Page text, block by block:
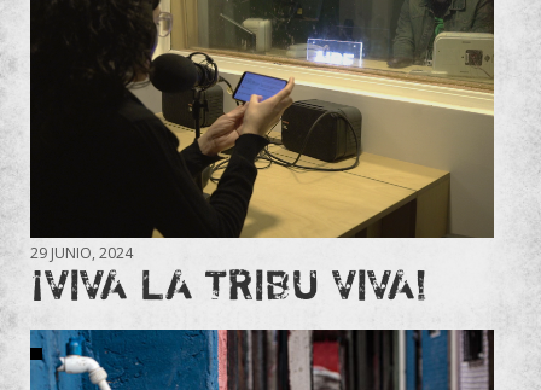
29 JUNIO, 2024
¡VIVA LA TRIBU VIVA!